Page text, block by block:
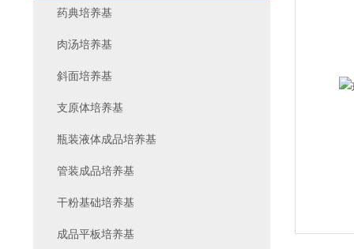
药典培养基
肉汤培养基
斜面培养基
支原体培养基
瓶装液体成品培养基
管装成品培养基
干粉基础培养基
成品平板培养基